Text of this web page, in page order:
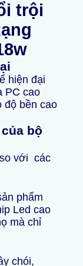
trội
hiện đại
PC cao
độ bền cao
bộ
với các
phẩm
Led cao
mà chỉ
chói,